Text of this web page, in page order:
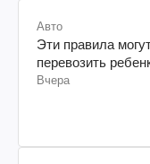
Социум
Взлетные